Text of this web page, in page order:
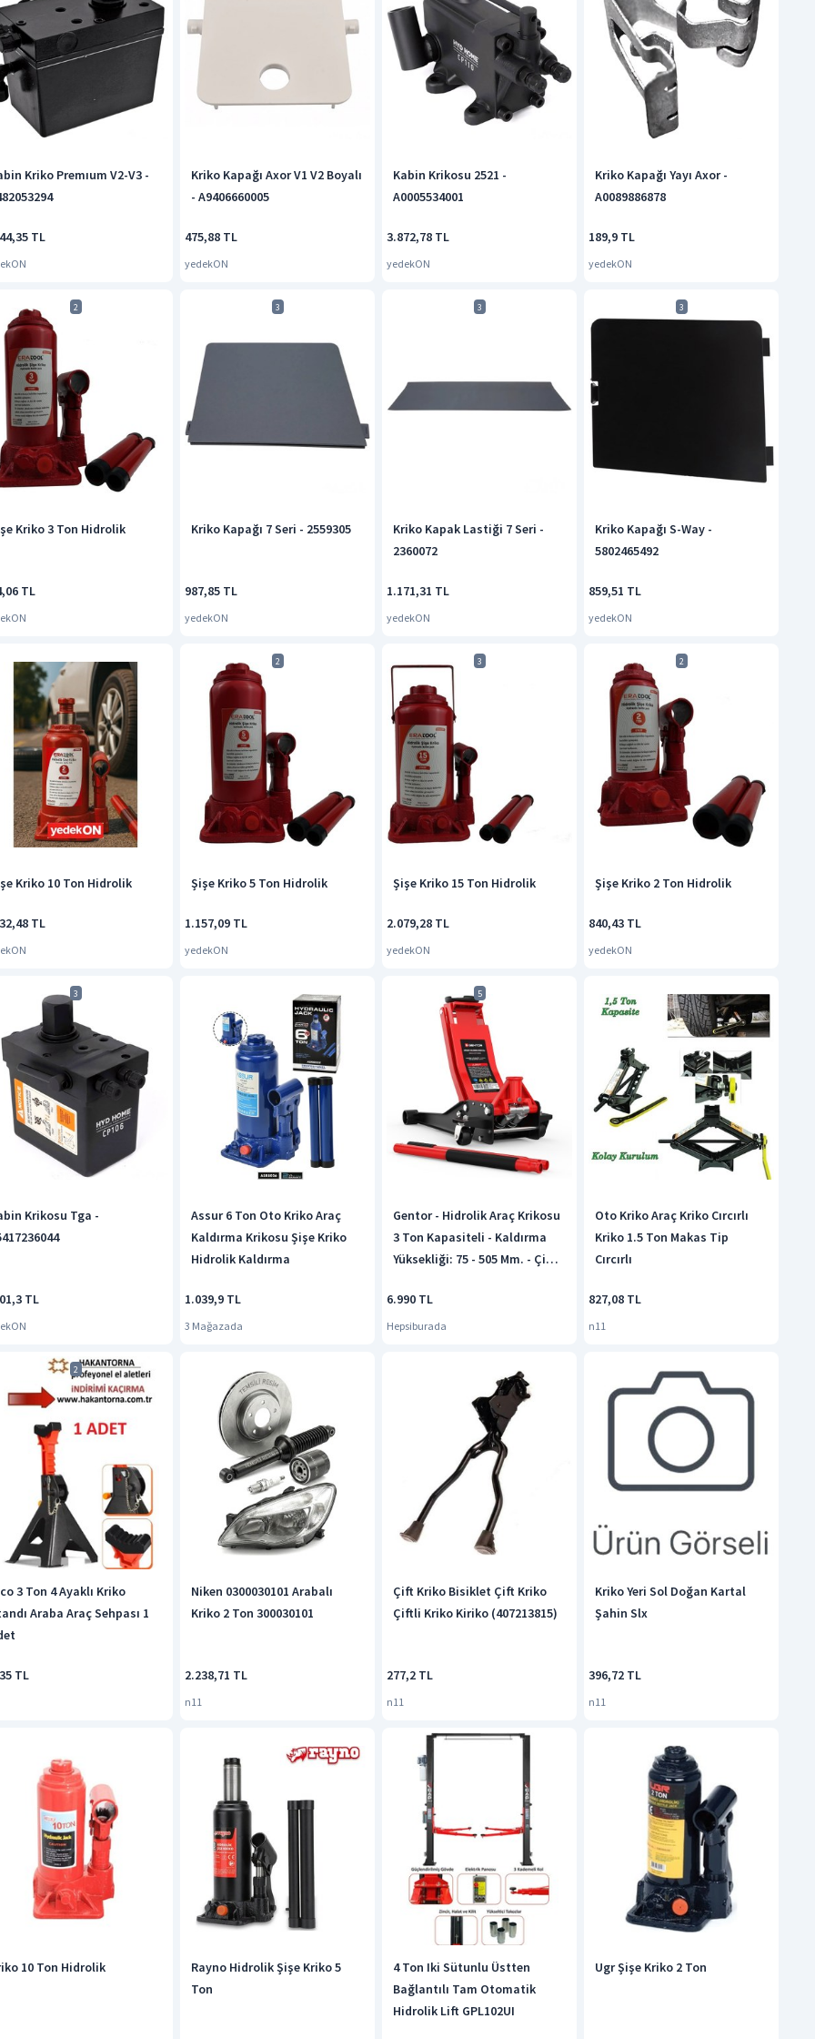
Kriko Premıum V2-V3 -
TL
Kriko Kapağı Axor V1 V2 Boyalı
- A9406660005
475,88 TL
yedekON
Kabin Krikosu 2521 -
A0005534001
3.872,78 TL
yedekON
Kriko Kapağı Yayı Axor -
A0089886878
189,9 TL
yedekON
2
Kriko 3 Ton Hidrolik
TL
3
Kriko Kapağı 7 Seri - 2559305
987,85 TL
yedekON
3
Kriko Kapak Lastiği 7 Seri -
2360072
1.171,31 TL
yedekON
3
Kriko Kapağı S-Way -
5802465492
859,51 TL
yedekON
Kriko 10 Ton Hidrolik
TL
2
Şişe Kriko 5 Ton Hidrolik
1.157,09 TL
yedekON
3
Şişe Kriko 15 Ton Hidrolik
2.079,28 TL
yedekON
2
Şişe Kriko 2 Ton Hidrolik
840,43 TL
yedekON
3
Krikosu Tga -
TL
Assur 6 Ton Oto Kriko Araç
Kaldırma Krikosu Şişe Kriko
Hidrolik Kaldırma
1.039,9 TL
3 Mağazada
5
Gentor - Hidrolik Araç Krikosu
3 Ton Kapasiteli - Kaldırma
Yüksekliği: 75 - 505 Mm. - Çift
Araç Bakım Krikosu - Hidrolik
360° Tekerlekler
6.990 TL
Hepsiburada
Oto Kriko Araç Kriko Cırcırlı
Kriko 1.5 Ton Makas Tip
Cırcırlı
827,08 TL
n11
2
3 Ton 4 Ayaklı Kriko
Araba Araç Sehpası 1
TL
Niken 0300030101 Arabalı
Kriko 2 Ton 300030101
2.238,71 TL
n11
Çift Kriko Bisiklet Çift Kriko
Çiftli Kriko Kiriko (407213815)
277,2 TL
n11
Kriko Yeri Sol Doğan Kartal
Şahin Slx
396,72 TL
n11
10 Ton Hidrolik
Rayno Hidrolik Şişe Kriko 5
Ton
4 Ton Iki Sütunlu Üstten
Bağlantılı Tam Otomatik
Hidrolik Lift GPL102UI
Ugr Şişe Kriko 2 Ton